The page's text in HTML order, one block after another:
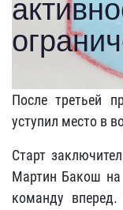
После третьей
уступил место в
Старт
Мартин Бакош
команду